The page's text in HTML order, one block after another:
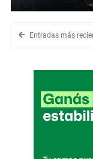
Entradas más